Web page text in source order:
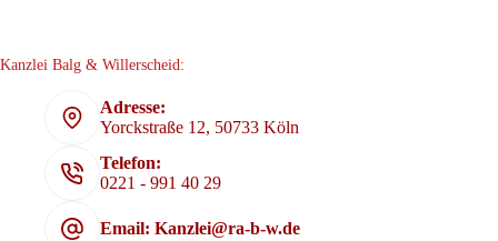
Kanzlei Balg & Willerscheid:
Adresse:
Yorckstraße 12, 50733 Köln
Telefon:
0221 - 991 40 29
Email: Kanzlei@ra-b-w.de